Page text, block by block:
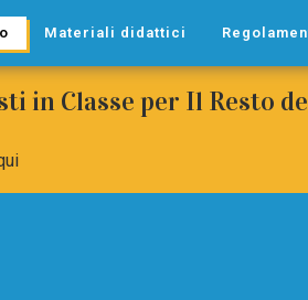
Materiali didattici
in Classe per Il Resto